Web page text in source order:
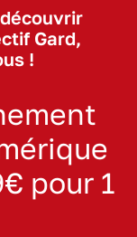
Gard,
!
pour 1